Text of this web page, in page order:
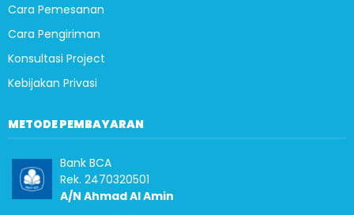
Cara Pemesanan
Cara Pengiriman
Konsultasi Project
Kebijakan Privasi
METODE PEMBAYARAN
Bank BCA
Rek. 2470320501
A/N Ahmad Al Amin